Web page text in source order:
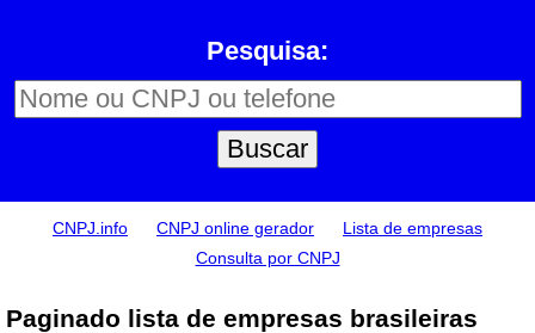
Pesquisa:
CNPJ.info CNPJ online gerador
Lista de empresas
Consulta por CNPJ
Paginado lista de empresas brasileiras